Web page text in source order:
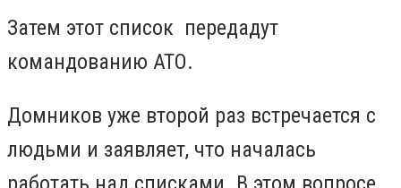
Затем этот список передадут
командованию АТО.
Домников уже второй раз встречается с
людьми и заявляет, что началась